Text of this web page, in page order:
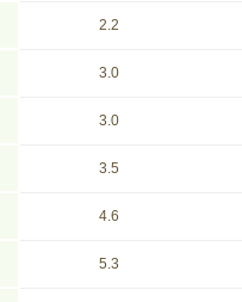
2.2
3.0
3.0
3.5
4.6
5.3